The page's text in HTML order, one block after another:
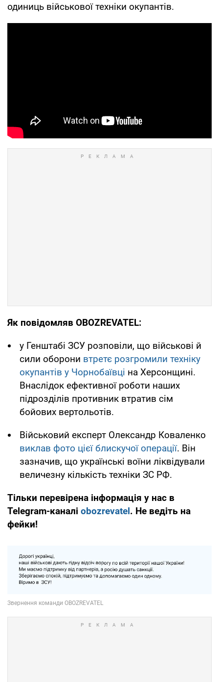
одиниць військової техніки окупантів.
Як повідомляв OBOZREVATEL:
у Генштабі ЗСУ розповіли, що військові й
сили оборони втретє розгромили техніку
окупантів у Чорнобаївці на Херсонщині.
Внаслідок ефективної роботи наших
підрозділів противник втратив сім
бойових вертольотів.
Військовий експерт Олександр Коваленко
виклав фото цієї блискучої операції. Він
зазначив, що українські воїни ліквідували
величезну кількість техніки ЗС РФ.
Тільки перевірена інформація у нас в
Telegram-каналі obozrevatel. Не ведіть на
фейки!